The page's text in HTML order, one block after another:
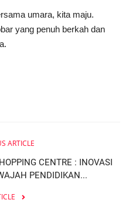
umara, kita maju.
yang penuh berkah dan
ARTICLE
CENTRE : INOVASI
PENDIDIKAN...